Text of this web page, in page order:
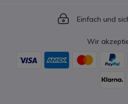
Icon
Einfach und
Wir